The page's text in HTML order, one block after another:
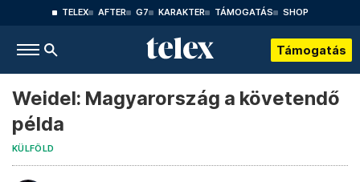
TELEX AFTER G7 KARAKTER TÁMOGATÁS SHOP
Támogatás
Weidel: Magyarország a követendő
példa
KÜLFÖLD